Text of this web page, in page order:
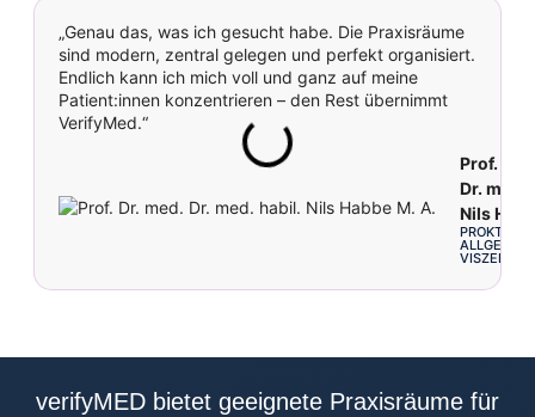
„Genau das, was ich gesucht habe. Die Praxisräume
sind modern, zentral gelegen und perfekt organisiert.
Endlich kann ich mich voll und ganz auf meine
Patient:innen konzentrieren – den Rest übernimmt
VerifyMed.“
Prof. Dr.
Dr. med.
Nils
verifyMED bietet geeignete Praxisräume für